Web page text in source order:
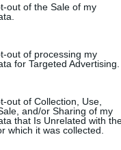
entrando de nuevo en
política de privacidad.
out of the Sale of my
out of processing my
for Targeted Advertising.
out of Collection, Use,
and/or Sharing of my
that Is Unrelated with
which it was collected.